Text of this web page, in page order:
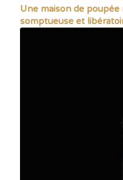
Une maison de
somptueuse et